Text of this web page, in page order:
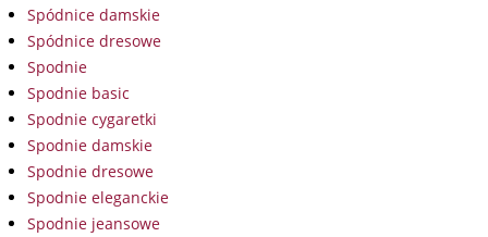
Spódnice damskie
Spódnice dresowe
Spodnie
Spodnie basic
Spodnie cygaretki
Spodnie damskie
Spodnie dresowe
Spodnie eleganckie
Spodnie jeansowe